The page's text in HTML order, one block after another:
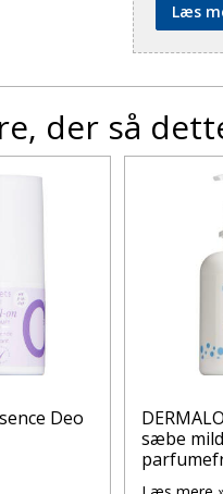
Læs
der så
Deo
sæbe